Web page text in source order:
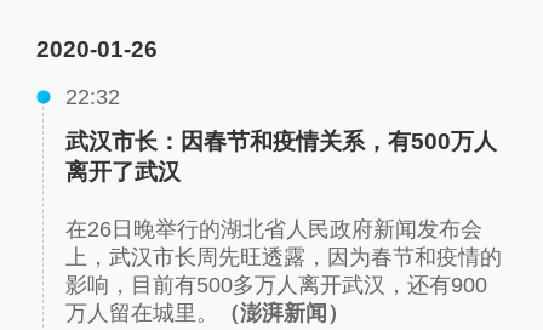
2020-01-26
22:32
武汉市长：因春节和疫情关系，有500万人
离开了武汉
在26日晚举行的湖北省人民政府新闻发布会
上，武汉市长周先旺透露，因为春节和疫情的
影响，目前有500多万人离开武汉，还有900
万人留在城里。
（澎湃新闻）